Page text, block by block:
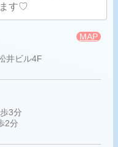
す♡
井ビル4F
MAP
3分
2分